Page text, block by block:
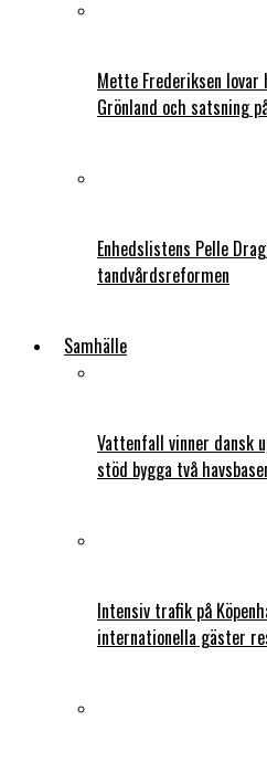
Mette Frederiksen lovar
Grönland och satsning
Enhedslistens Pelle
tandvårdsreformen
Samhälle
Vattenfall vinner dansk
stöd bygga två
Intensiv trafik på
internationella gäster